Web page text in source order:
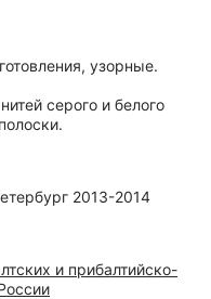
узорные.
серого и белого
2013-2014
и прибалтийско-